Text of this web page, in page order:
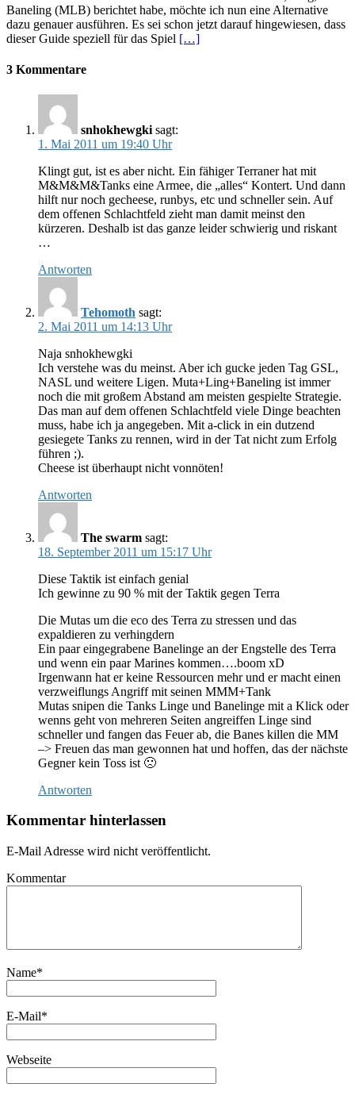
Baneling (MLB) berichtet habe, möchte ich nun eine Alternative
dazu genauer ausführen. Es sei schon jetzt darauf hingewiesen, dass
dieser Guide speziell für das Spiel […]
3 Kommentare
snhokhewgki sagt:
1. Mai 2011 um 19:40 Uhr
Klingt gut, ist es aber nicht. Ein fähiger Terraner hat mit
M&M&M&Tanks eine Armee, die „alles“ Kontert. Und dann
hilft nur noch gecheese, runbys, etc und schneller sein. Auf
dem offenen Schlachtfeld zieht man damit meinst den
kürzeren. Deshalb ist das ganze leider schwierig und riskant
…
Antworten
Tehomoth sagt:
2. Mai 2011 um 14:13 Uhr
Naja snhokhewgki
Ich verstehe was du meinst. Aber ich gucke jeden Tag GSL,
NASL und weitere Ligen. Muta+Ling+Baneling ist immer
noch die mit großem Abstand am meisten gespielte Strategie.
Das man auf dem offenen Schlachtfeld viele Dinge beachten
muss, habe ich ja angegeben. Mit a-click in ein dutzend
gesiegete Tanks zu rennen, wird in der Tat nicht zum Erfolg
führen ;).
Cheese ist überhaupt nicht vonnöten!
Antworten
The swarm sagt:
18. September 2011 um 15:17 Uhr
Diese Taktik ist einfach genial
Ich gewinne zu 90 % mit der Taktik gegen Terra
Die Mutas um die eco des Terra zu stressen und das
expaldieren zu verhingdern
Ein paar eingegrabene Banelinge an der Engstelle des Terra
und wenn ein paar Marines kommen….boom xD
Irgenwann hat er keine Ressourcen mehr und er macht einen
verzweiflungs Angriff mit seinen MMM+Tank
Mutas snipen die Tanks Linge und Banelinge mit a Klick oder
wenns geht von mehreren Seiten angreiffen Linge sind
schneller und fangen das Feuer ab, die Banes killen die MM
–> Freuen das man gewonnen hat und hoffen, das der nächste
Gegner kein Toss ist 🙁
Antworten
Kommentar hinterlassen
E-Mail Adresse wird nicht veröffentlicht.
Kommentar
Name*
E-Mail*
Webseite